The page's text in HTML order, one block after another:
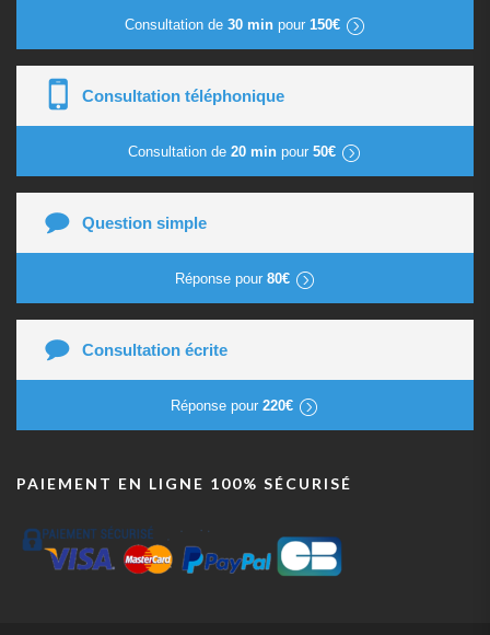
Consultation de 30 minpour 150€
Consultation téléphonique
Consultation de 20 min pour 50€
Question simple
Réponse pour 80€
Consultation écrite
Réponse pour 220€
PAIEMENT EN LIGNE 100% SÉCURISÉ